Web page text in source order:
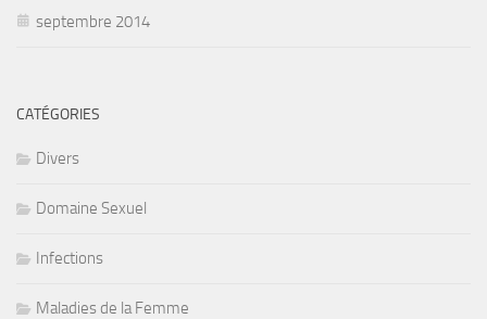
septembre 2014
CATÉGORIES
Divers
Domaine Sexuel
Infections
Maladies de la Femme